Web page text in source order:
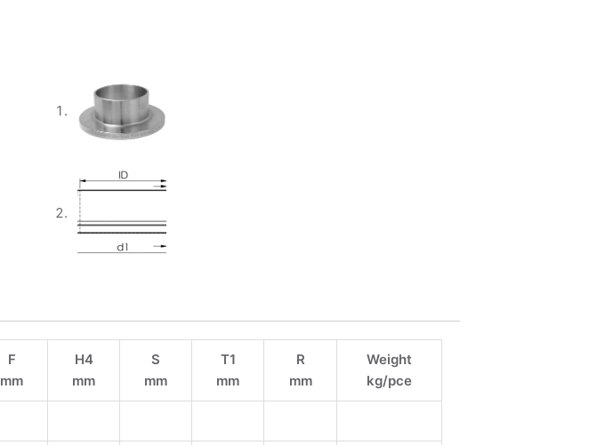
F
mm
H4
mm
S
mm
T1
mm
R
mm
Weight
kg/pce